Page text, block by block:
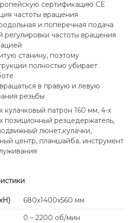
сертификацию CE
частоты вращения
и поперечная подача
регулировки частоты вращения
станину, поэтому
полностью убирает
в правую и левую
резьбы
кулачковый патрон 160 мм, 4-х
позиционный резцедержатель,
люнет,кулачки,
центр, планшайба, инструмент
680x1400x560 мм
0 – 2200 об/мин